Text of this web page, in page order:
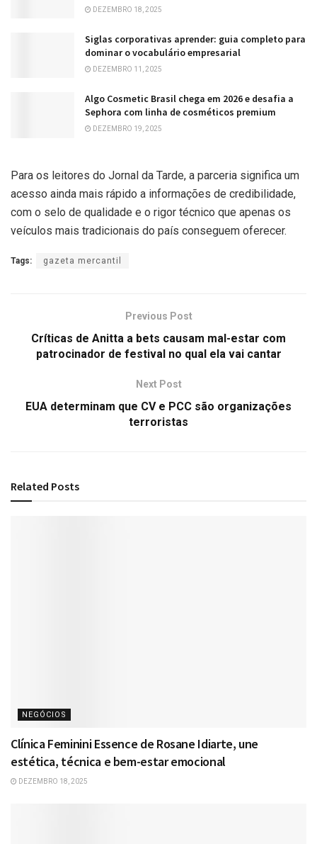
DEZEMBRO 18, 2025
Siglas corporativas aprender: guia completo para
dominar o vocabulário empresarial
DEZEMBRO 11, 2025
Algo Cosmetic Brasil chega em 2026 e desafia a
Sephora com linha de cosméticos premium
DEZEMBRO 19, 2025
Para os leitores do Jornal da Tarde, a parceria significa um
acesso ainda mais rápido a informações de credibilidade,
com o selo de qualidade e o rigor técnico que apenas os
veículos mais tradicionais do país conseguem oferecer.
Tags: gazeta mercantil
Previous Post
Críticas de Anitta a bets causam mal-estar com
patrocinador de festival no qual ela vai cantar
Next Post
EUA determinam que CV e PCC são organizações
terroristas
Related Posts
NEGÓCIOS
Clínica Feminini Essence de Rosane Idiarte, une
estética, técnica e bem-estar emocional
DEZEMBRO 18, 2025